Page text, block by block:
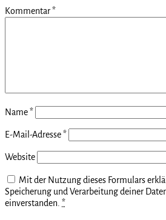
Kommentar*
Name*
E-Mail-Adresse*
Website
Mit der Nutzung dieses Formulars
Speicherung und Verarbeitung deiner
einverstanden. *